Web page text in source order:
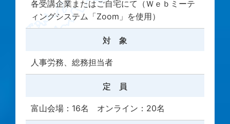
各受講企業またはご自宅にて（Ｗｅｂミーテ
ィングシステム「Zoom」を使用）
対 象
人事労務、総務担当者
定 員
富山会場：16名 オンライン：20名